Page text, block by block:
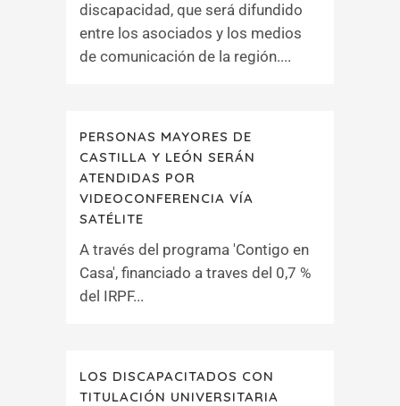
discapacidad, que será difundido
entre los asociados y los medios
de comunicación de la región....
PERSONAS MAYORES DE
CASTILLA Y LEÓN SERÁN
ATENDIDAS POR
VIDEOCONFERENCIA VÍA
SATÉLITE
A través del programa 'Contigo en
Casa', financiado a traves del 0,7 %
del IRPF...
LOS DISCAPACITADOS CON
TITULACIÓN UNIVERSITARIA